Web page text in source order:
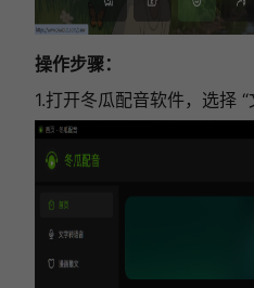
操作步骤：
1.打开冬瓜配音软件，选择 “